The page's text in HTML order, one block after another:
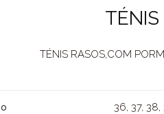
TÉNIS RASOS,COM
36, 37, 38,